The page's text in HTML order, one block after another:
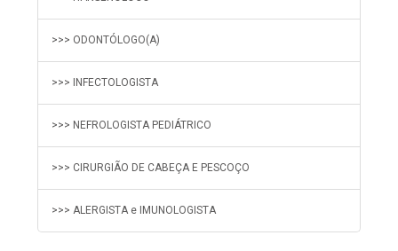
>>> ODONTÓLOGO(A)
>>> INFECTOLOGISTA
>>> NEFROLOGISTA PEDIÁTRICO
>>> CIRURGIÃO DE CABEÇA E PESCOÇO
>>> ALERGISTA e IMUNOLOGISTA